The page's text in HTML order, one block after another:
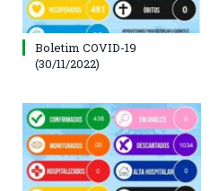
Boletim COVID-19
(30/11/2022)